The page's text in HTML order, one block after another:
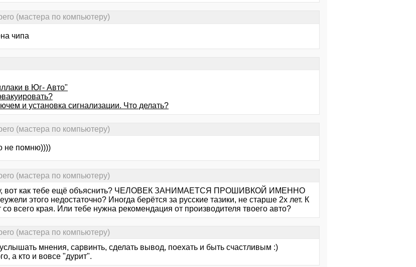
(мастера по компьютеру)
чипа
в Юг- Авто"
и установка сигнализации. Что делать?
(мастера по компьютеру)
не помню))))
(мастера по компьютеру)
вот как тебе ещё объяснить? ЧЕЛОВЕК ЗАНИМАЕТСЯ ПРОШИВКОЙ ИМЕННО
этого недостаточно? Иногда берётся за русские тазики, не старше 2х лет. К
всего края. Или тебе нужна рекомендация от производителя твоего авто?
(мастера по компьютеру)
мнения, сарвинть, сделать вывод, поехать и быть счастливым :)
а кто и вовсе "дурит".